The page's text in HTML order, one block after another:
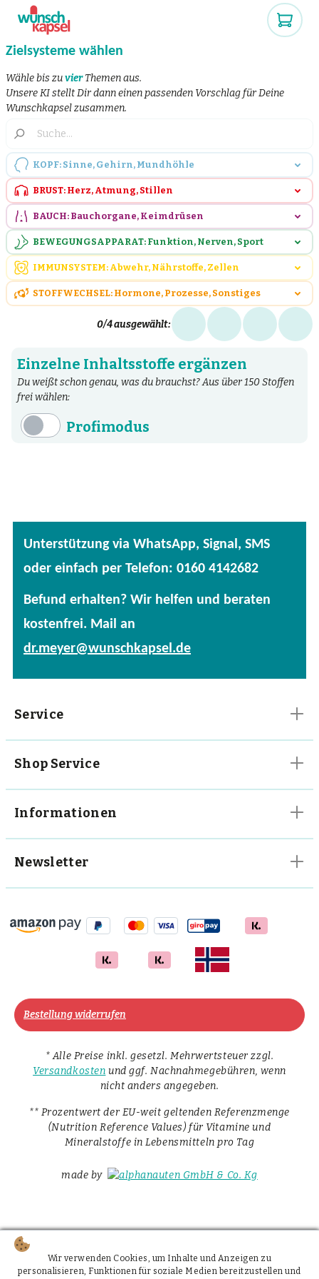
Zielsysteme wählen
Wähle bis zuvierThemen aus.
Unsere KI stellt Dir dann einen passenden Vorschlag für Deine
Wunschkapsel zusammen.
KOPF: Sinne, Gehirn, Mundhöhle
BRUST: Herz, Atmung, Stillen
BAUCH: Bauchorgane, Keimdrüsen
BEWEGUNGSAPPARAT: Funktion, Nerven, Sport
IMMUNSYSTEM: Abwehr, Nährstoffe, Zellen
STOFFWECHSEL: Hormone, Prozesse, Sonstiges
0/4 ausgewählt:
Einzelne Inhaltsstoffe ergänzen
Du weißt schon genau, was du brauchst? Aus über 150 Stoffen
frei wählen:
Profimodus
Fertige Mischungen
Kräuter
Vitalpilze
Vitamine
Unterstützung via WhatsApp, Signal, SMS
oder einfach per Telefon: 0160 4142682
Befund erhalten? Wir helfen und beraten
kostenfrei. Mail an
dr.meyer@wunschkapsel.de
Service
Shop Service
Informationen
Newsletter
Bestellung widerrufen
* Alle Preise inkl. gesetzl. Mehrwertsteuer zzgl.
Versandkosten und ggf. Nachnahmegebühren, wenn
nicht anders angegeben.
** Prozentwert der EU-weit geltenden Referenzmenge
(Nutrition Reference Values) für Vitamine und
Mineralstoffe in Lebensmitteln pro Tag
made by
Wir verwenden Cookies, um Inhalte und Anzeigen zu
personalisieren, Funktionen für soziale Medien bereitzustellen und